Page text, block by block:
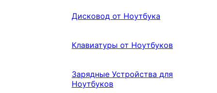
Дисковод от Ноутбука
Клавиатуры от Ноутбуков
Зарядные Устройства для
Ноутбуков